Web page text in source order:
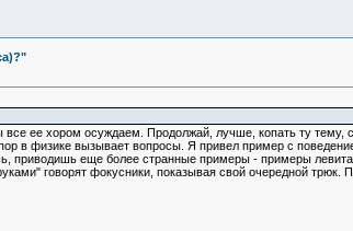
ее хором осуждаем. Продолжай, лучше, копать ту тему,
в физике вызывает вопросы. Я привел пример с
приводишь еще более странные примеры - примеры
говорят фокусники, показывая свой очередной трюк.